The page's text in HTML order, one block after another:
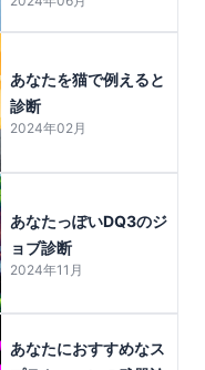
あなたを猫で例えると
診断
2024年02月
あなたっぽいDQ3のジ
ョブ診断
2024年11月
あなたにおすすめなス